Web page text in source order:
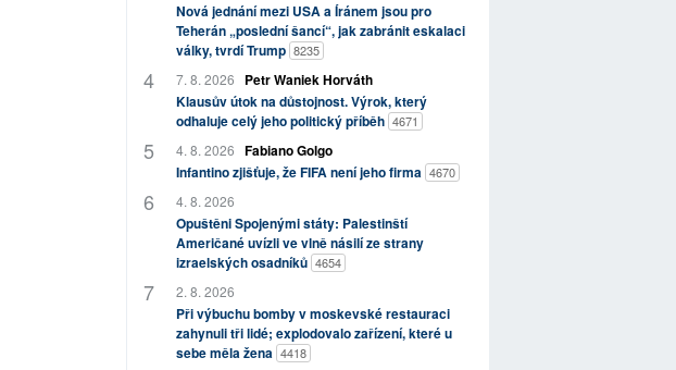
Nová jednání mezi USA a Íránem jsou pro
Teherán „poslední šancí“, jak zabránit eskalaci
války, tvrdí Trump 8235
7. 8. 2026
Petr Waniek Horváth
Klausův útok na důstojnost. Výrok, který
odhaluje celý jeho politický příběh 4671
4. 8. 2026 Fabiano Golgo
Infantino zjišťuje, že FIFA není jeho firma 4670
4. 8. 2026
Opuštěni Spojenými státy: Palestinští
Američané uvízli ve vlně násilí ze strany
izraelských osadníků 4654
2. 8. 2026
Při výbuchu bomby v moskevské restauraci
zahynuli tři lidé; explodovalo zařízení, které u
sebe měla žena 4418